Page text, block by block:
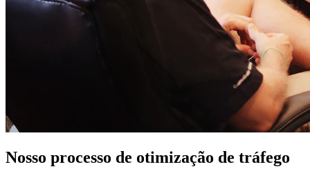
Nosso processo de otimização de tráfego